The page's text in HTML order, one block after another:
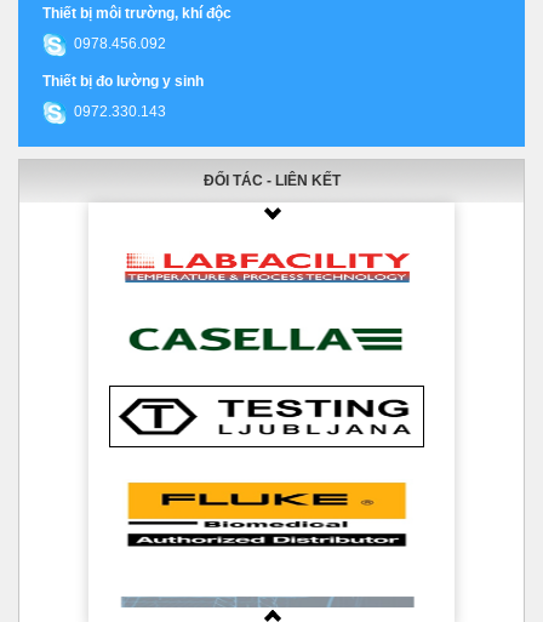
Thiết bị môi trường, khí độc
0978.456.092
Thiết bị đo lường y sinh
0972.330.143
ĐỐI TÁC - LIÊN KẾT